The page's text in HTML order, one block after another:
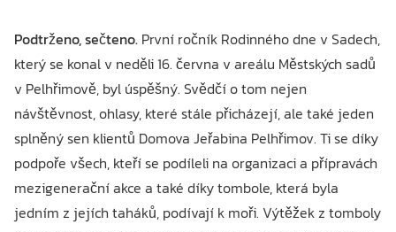
Podtrženo, sečteno. První ročník Rodinného dne v Sadech,
který se konal v neděli 16. června v areálu Městských sadů
v Pelhřimově, byl úspěšný. Svědčí o tom nejen
návštěvnost, ohlasy, které stále přicházejí, ale také jeden
splněný sen klientů Domova Jeřabina Pelhřimov. Ti se díky
podpoře všech, kteří se podíleli na organizaci a přípravách
mezigenerační akce a také díky tombole, která byla
jedním z jejích taháků, podívají k moři. Výtěžek z tomboly